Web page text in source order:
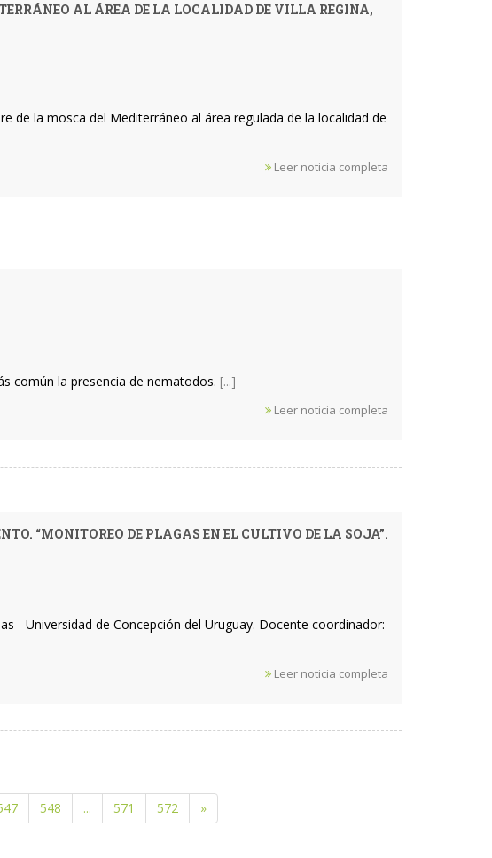
AL ÁREA DE LA LOCALIDAD DE VILLA REGINA,
de la mosca del Mediterráneo al área regulada de la localidad de
Leer noticia completa
común la presencia de nematodos. [...]
Leer noticia completa
“MONITOREO DE PLAGAS EN EL CULTIVO DE LA SOJA”.
- Universidad de Concepción del Uruguay. Docente coordinador:
Leer noticia completa
548 ... 571 572 »